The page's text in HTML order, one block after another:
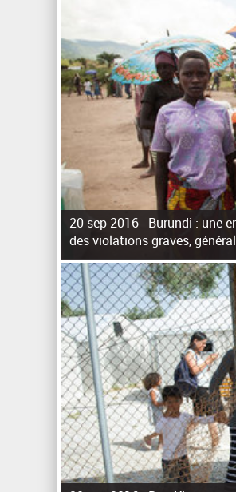
20 sep 2016 -Burundi : une
des violations graves,
P
a
g
e
s